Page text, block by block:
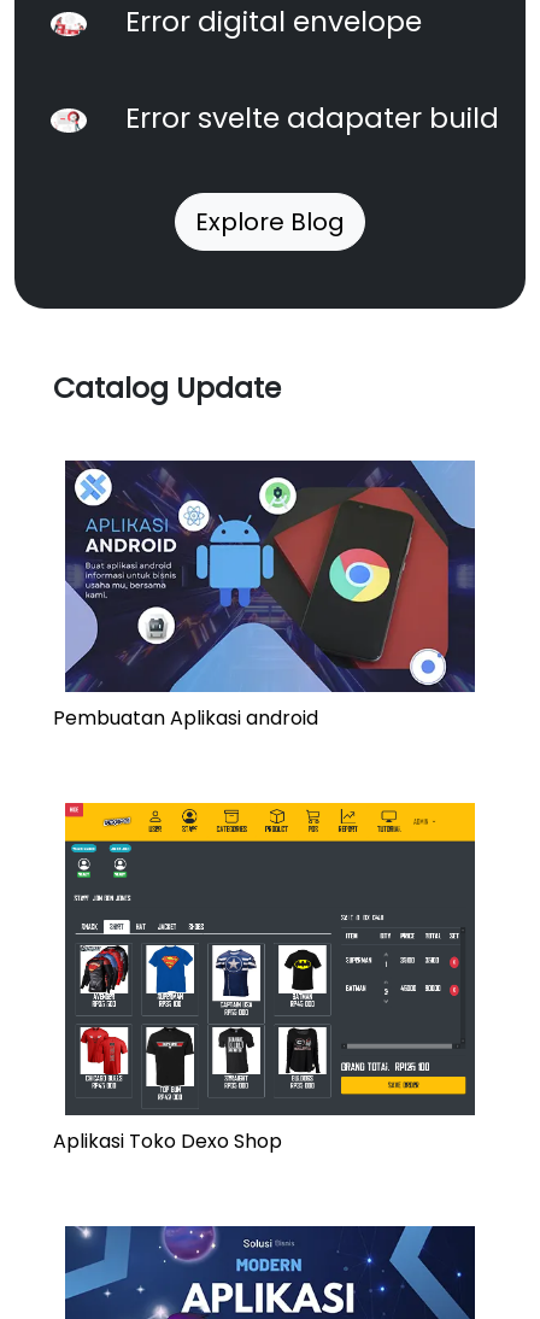
Error digital envelope
Error svelte adapater build
Explore Blog
Catalog Update
Pembuatan Aplikasi android
Aplikasi Toko Dexo Shop